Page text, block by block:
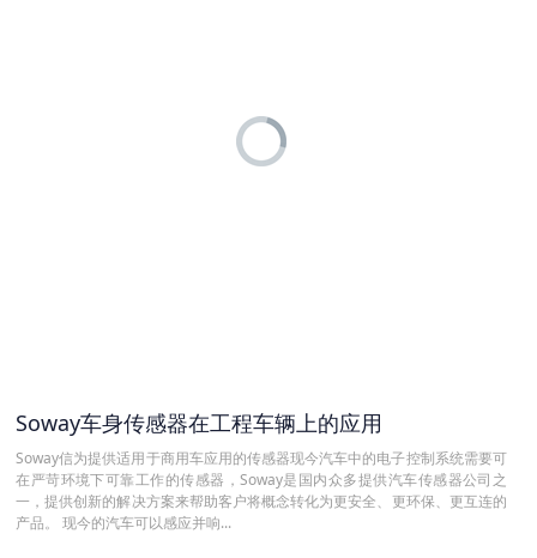
Soway车身传感器在工程车辆上的应用
Soway信为提供适用于商用车应用的传感器现今汽车中的电子控制系统需要可
在严苛环境下可靠工作的传感器，Soway是国内众多提供汽车传感器公司之
一，提供创新的解决方案来帮助客户将概念转化为更安全、更环保、更互连的
产品。 现今的汽车可以感应并响...